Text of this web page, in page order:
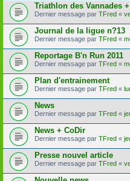
Triathlon des Vannades
Dernier message par TFred «
Journal de la ligue n?13
Dernier message par TFred «
Reportage B'n Run 2011
Dernier message par TFred «
Plan d'entrainement
Dernier message par TFred «
News
Dernier message par TFred «
News + CoDir
Dernier message par TFred «
Presse nouvel article
Dernier message par TFred «